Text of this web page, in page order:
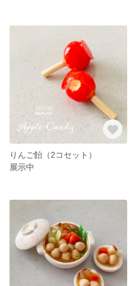
りんご飴（2コセット）
展示中